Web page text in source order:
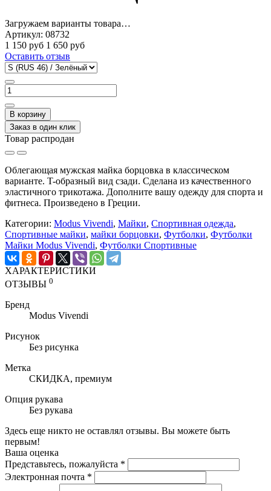
Загружаем варианты товара…
Артикул: 08732
1 150 руб 1 650 руб
Оставить отзыв
В корзину
Заказ в один клик
Товар распродан
Облегающая мужская майка борцовка в классическом
варианте. T-образный вид сзади. Сделана из качественного
эластичного трикотажа. Дополните вашу одежду для спорта и
фитнеса. Произведено в Греции.
Категории: Modus Vivendi, Майки, Спортивная одежда,
Спортивные майки, майки борцовки, Футболки, Футболки
Майки Modus Vivendi, Футболки Спортивные
ХАРАКТЕРИСТИКИ
ОТЗЫВЫ 0
Бренд
Modus Vivendi
Рисунок
Без рисунка
Метка
СКИДКА, премиум
Опция рукава
Без рукава
Здесь еще никто не оставлял отзывы. Вы можете быть
первым!
Ваша оценка
Представьтесь, пожалуйста *
Электронная почта *